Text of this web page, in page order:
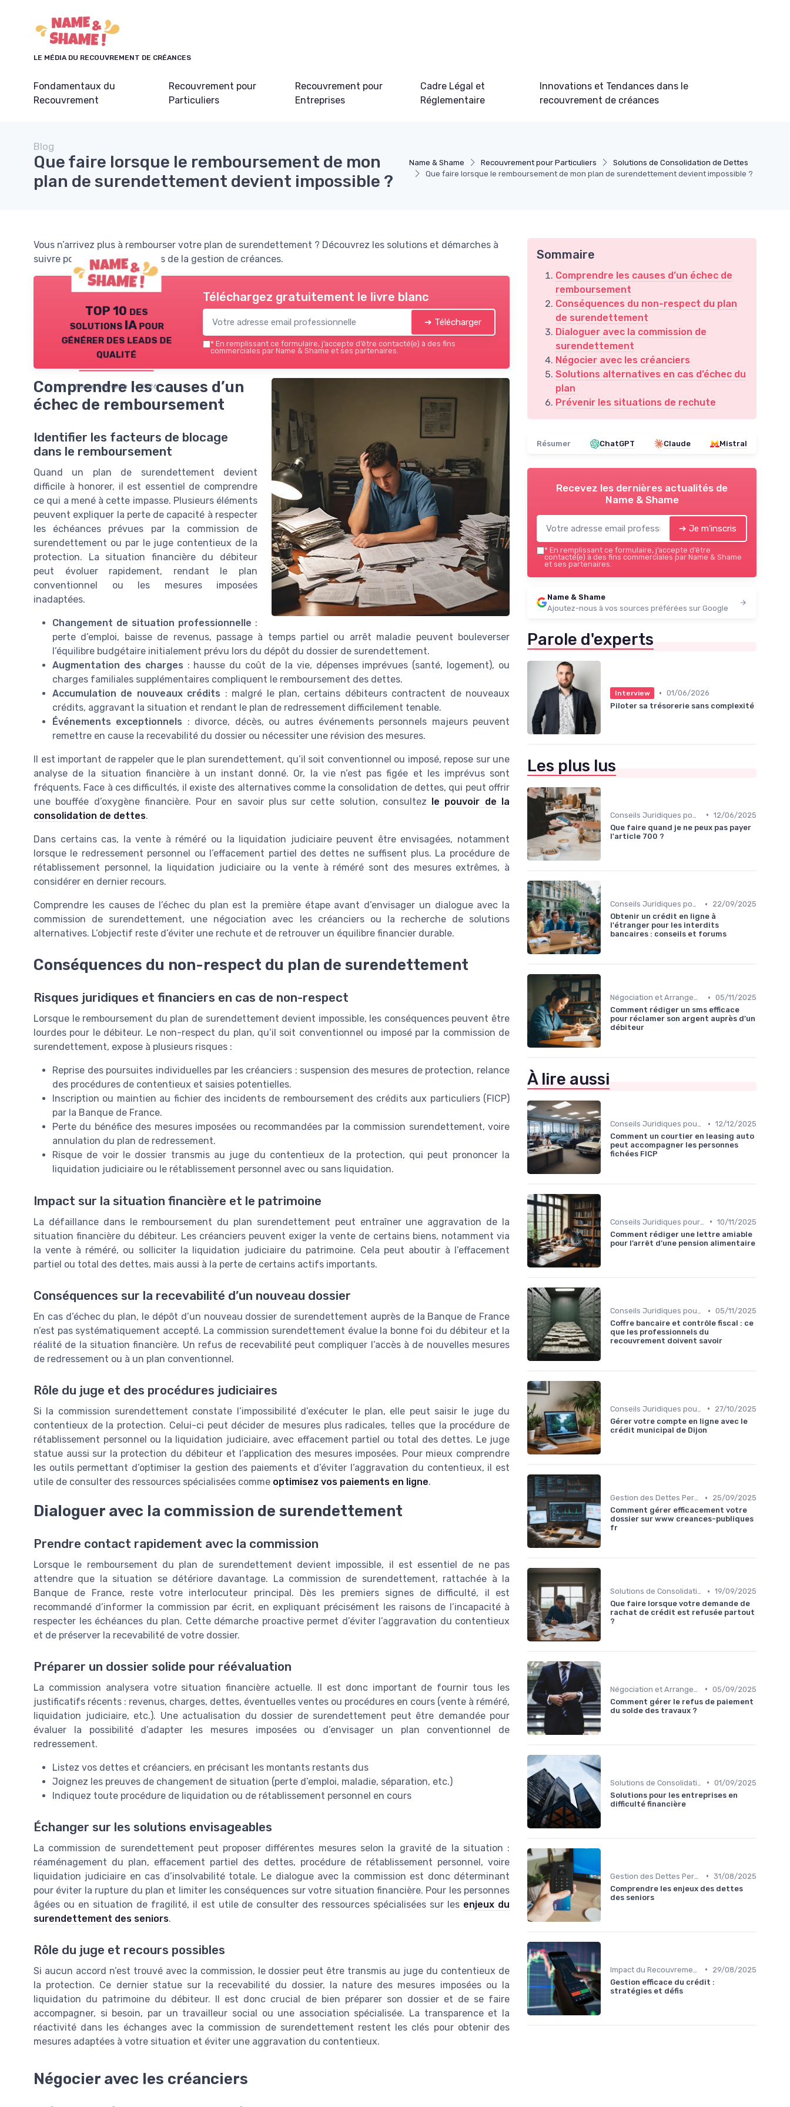
LE MÉDIA DU RECOUVREMENT DE CRÉANCES
Fondamentaux du
Recouvrement
Recouvrement pour
Particuliers
Recouvrement pour
Entreprises
Cadre Légal et
Réglementaire
Innovations et Tendances dans le
recouvrement de créances
Name & Shame Recouvrement pour Particuliers
Solutions de Consolidation de Dettes
Que faire lorsque le remboursement de mon plan de surendettement devient impossible ?
Blog
Que faire lorsque le remboursement de mon
plan de surendettement devient impossible ?
Vous n’arrivez plus à rembourser votre plan de surendettement ? Découvrez les solutions et démarches à
suivre pour les professionnels de la gestion de créances.
TOP 10 des
solutions IA pour
générer des leads de
qualité
Name & Shame — 2026
Téléchargez gratuitement le livre blanc
➔ Télécharger
* En remplissant ce formulaire, j’accepte d’être contacté(e) à des fins
commerciales par Name & Shame et ses partenaires.
Comprendre les causes d’un
échec de remboursement
Identifier les facteurs de blocage
dans le remboursement
Quand un plan de surendettement devient
difficile à honorer, il est essentiel de comprendre
ce qui a mené à cette impasse. Plusieurs éléments
peuvent expliquer la perte de capacité à respecter
les échéances prévues par la commission de
surendettement ou par le juge contentieux de la
protection. La situation financière du débiteur
peut évoluer rapidement, rendant le plan
conventionnel ou les mesures imposées
inadaptées.
Changement de situation professionnelle :
perte d’emploi, baisse de revenus, passage à temps partiel ou arrêt maladie peuvent bouleverser
l’équilibre budgétaire initialement prévu lors du dépôt du dossier de surendettement.
Augmentation des charges : hausse du coût de la vie, dépenses imprévues (santé, logement), ou
charges familiales supplémentaires compliquent le remboursement des dettes.
Accumulation de nouveaux crédits : malgré le plan, certains débiteurs contractent de nouveaux
crédits, aggravant la situation et rendant le plan de redressement difficilement tenable.
Événements exceptionnels : divorce, décès, ou autres événements personnels majeurs peuvent
remettre en cause la recevabilité du dossier ou nécessiter une révision des mesures.
Il est important de rappeler que le plan surendettement, qu’il soit conventionnel ou imposé, repose sur une
analyse de la situation financière à un instant donné. Or, la vie n’est pas figée et les imprévus sont
fréquents. Face à ces difficultés, il existe des alternatives comme la consolidation de dettes, qui peut offrir
une bouffée d’oxygène financière. Pour en savoir plus sur cette solution, consultez le pouvoir de la
consolidation de dettes.
Dans certains cas, la vente à réméré ou la liquidation judiciaire peuvent être envisagées, notamment
lorsque le redressement personnel ou l’effacement partiel des dettes ne suffisent plus. La procédure de
rétablissement personnel, la liquidation judiciaire ou la vente à réméré sont des mesures extrêmes, à
considérer en dernier recours.
Comprendre les causes de l’échec du plan est la première étape avant d’envisager un dialogue avec la
commission de surendettement, une négociation avec les créanciers ou la recherche de solutions
alternatives. L’objectif reste d’éviter une rechute et de retrouver un équilibre financier durable.
Conséquences du non-respect du plan de surendettement
Risques juridiques et financiers en cas de non-respect
Lorsque le remboursement du plan de surendettement devient impossible, les conséquences peuvent être
lourdes pour le débiteur. Le non-respect du plan, qu’il soit conventionnel ou imposé par la commission de
surendettement, expose à plusieurs risques :
Reprise des poursuites individuelles par les créanciers : suspension des mesures de protection, relance
des procédures de contentieux et saisies potentielles.
Inscription ou maintien au fichier des incidents de remboursement des crédits aux particuliers (FICP)
par la Banque de France.
Perte du bénéfice des mesures imposées ou recommandées par la commission surendettement, voire
annulation du plan de redressement.
Risque de voir le dossier transmis au juge du contentieux de la protection, qui peut prononcer la
liquidation judiciaire ou le rétablissement personnel avec ou sans liquidation.
Impact sur la situation financière et le patrimoine
La défaillance dans le remboursement du plan surendettement peut entraîner une aggravation de la
situation financière du débiteur. Les créanciers peuvent exiger la vente de certains biens, notamment via
la vente à réméré, ou solliciter la liquidation judiciaire du patrimoine. Cela peut aboutir à l’effacement
partiel ou total des dettes, mais aussi à la perte de certains actifs importants.
Conséquences sur la recevabilité d’un nouveau dossier
En cas d’échec du plan, le dépôt d’un nouveau dossier de surendettement auprès de la Banque de France
n’est pas systématiquement accepté. La commission surendettement évalue la bonne foi du débiteur et la
réalité de la situation financière. Un refus de recevabilité peut compliquer l’accès à de nouvelles mesures
de redressement ou à un plan conventionnel.
Rôle du juge et des procédures judiciaires
Si la commission surendettement constate l’impossibilité d’exécuter le plan, elle peut saisir le juge du
contentieux de la protection. Celui-ci peut décider de mesures plus radicales, telles que la procédure de
rétablissement personnel ou la liquidation judiciaire, avec effacement partiel ou total des dettes. Le juge
statue aussi sur la protection du débiteur et l’application des mesures imposées. Pour mieux comprendre
les outils permettant d’optimiser la gestion des paiements et d’éviter l’aggravation du contentieux, il est
utile de consulter des ressources spécialisées comme optimisez vos paiements en ligne.
Dialoguer avec la commission de surendettement
Prendre contact rapidement avec la commission
Lorsque le remboursement du plan de surendettement devient impossible, il est essentiel de ne pas
attendre que la situation se détériore davantage. La commission de surendettement, rattachée à la
Banque de France, reste votre interlocuteur principal. Dès les premiers signes de difficulté, il est
recommandé d’informer la commission par écrit, en expliquant précisément les raisons de l’incapacité à
respecter les échéances du plan. Cette démarche proactive permet d’éviter l’aggravation du contentieux
et de préserver la recevabilité de votre dossier.
Préparer un dossier solide pour réévaluation
La commission analysera votre situation financière actuelle. Il est donc important de fournir tous les
justificatifs récents : revenus, charges, dettes, éventuelles ventes ou procédures en cours (vente à réméré,
liquidation judiciaire, etc.). Une actualisation du dossier de surendettement peut être demandée pour
évaluer la possibilité d’adapter les mesures imposées ou d’envisager un plan conventionnel de
redressement.
Listez vos dettes et créanciers, en précisant les montants restants dus
Joignez les preuves de changement de situation (perte d’emploi, maladie, séparation, etc.)
Indiquez toute procédure de liquidation ou de rétablissement personnel en cours
Échanger sur les solutions envisageables
La commission de surendettement peut proposer différentes mesures selon la gravité de la situation :
réaménagement du plan, effacement partiel des dettes, procédure de rétablissement personnel, voire
liquidation judiciaire en cas d’insolvabilité totale. Le dialogue avec la commission est donc déterminant
pour éviter la rupture du plan et limiter les conséquences sur votre situation financière. Pour les personnes
âgées ou en situation de fragilité, il est utile de consulter des ressources spécialisées sur les enjeux du
surendettement des seniors.
Rôle du juge et recours possibles
Si aucun accord n’est trouvé avec la commission, le dossier peut être transmis au juge du contentieux de
la protection. Ce dernier statue sur la recevabilité du dossier, la nature des mesures imposées ou la
liquidation du patrimoine du débiteur. Il est donc crucial de bien préparer son dossier et de se faire
accompagner, si besoin, par un travailleur social ou une association spécialisée. La transparence et la
réactivité dans les échanges avec la commission de surendettement restent les clés pour obtenir des
mesures adaptées à votre situation et éviter une aggravation du contentieux.
Négocier avec les créanciers
Sommaire
Comprendre les causes d’un échec de
remboursement
Conséquences du non-respect du plan
de surendettement
Dialoguer avec la commission de
surendettement
Négocier avec les créanciers
Solutions alternatives en cas d’échec du
plan
Prévenir les situations de rechute
Résumer ChatGPT Claude Mistral
Recevez les dernières actualités de
Name & Shame
➔ Je m'inscris
* En remplissant ce formulaire, j’accepte d’être
contacté(e) à des fins commerciales par Name & Shame
et ses partenaires.
Name & Shame
Ajoutez-nous à vos sources préférées sur Google
Parole d'experts
Interview • 01/06/2026
Piloter sa trésorerie sans complexité
Les plus lus
• 12/06/2025
Que faire quand je ne peux pas payer
l'article 700 ?
Conseils Juridiques pour Particuliers •
22/09/2025
Obtenir un crédit en ligne à
l'étranger pour les interdits
bancaires : conseils et forums
Négociation et Arrangement de Paiement • 05/11/2025
Comment rédiger un sms efficace
pour réclamer son argent auprès d’un
débiteur
À lire aussi
Conseils Juridiques pour Particuliers • 12/12/2025
Comment un courtier en leasing auto
peut accompagner les personnes
fichées FICP
• 10/11/2025
Comment rédiger une lettre amiable
pour l’arrêt d’une pension alimentaire
Conseils Juridiques pour Particuliers • 05/11/2025
Coffre bancaire et contrôle fiscal : ce
que les professionnels du
recouvrement doivent savoir
•
27/10/2025
Gérer votre compte en ligne avec le
crédit municipal de Dijon
Gestion des Dettes Personnelles •
25/09/2025
Comment gérer efficacement votre
dossier sur www creances-publiques
fr
Solutions de Consolidation de Dettes • 19/09/2025
Que faire lorsque votre demande de
rachat de crédit est refusée partout
?
• 05/09/2025
Comment gérer le refus de paiement
du solde des travaux ?
• 01/09/2025
Solutions pour les entreprises en
difficulté financière
• 31/08/2025
Comprendre les enjeux des dettes
des seniors
•
29/08/2025
Gestion efficace du crédit :
stratégies et défis